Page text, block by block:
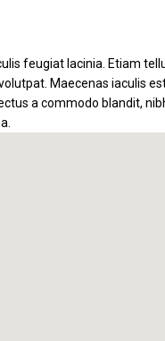
feugiat lacinia. Etiam
Maecenas iaculis
a commodo blandit,